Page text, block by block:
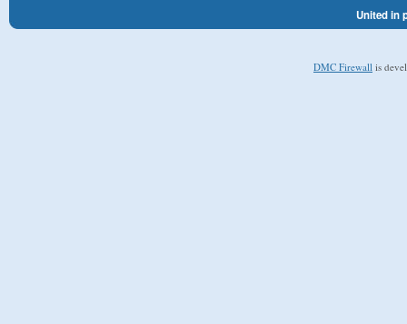
United in
DMC Firewall is